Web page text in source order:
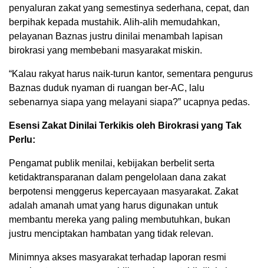
penyaluran zakat yang semestinya sederhana, cepat, dan
berpihak kepada mustahik. Alih-alih memudahkan,
pelayanan Baznas justru dinilai menambah lapisan
birokrasi yang membebani masyarakat miskin.
“Kalau rakyat harus naik-turun kantor, sementara pengurus
Baznas duduk nyaman di ruangan ber-AC, lalu
sebenarnya siapa yang melayani siapa?” ucapnya pedas.
Esensi Zakat Dinilai Terkikis oleh Birokrasi yang Tak
Perlu:
Pengamat publik menilai, kebijakan berbelit serta
ketidaktransparanan dalam pengelolaan dana zakat
berpotensi menggerus kepercayaan masyarakat. Zakat
adalah amanah umat yang harus digunakan untuk
membantu mereka yang paling membutuhkan, bukan
justru menciptakan hambatan yang tidak relevan.
Minimnya akses masyarakat terhadap laporan resmi